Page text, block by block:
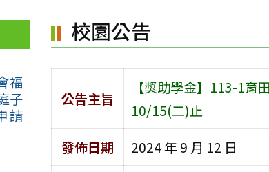
福
子
請
校園公告
公告主旨
【獎助學金】113-1
10/15(二)止
發佈日期
2024 年 9 月 12 日